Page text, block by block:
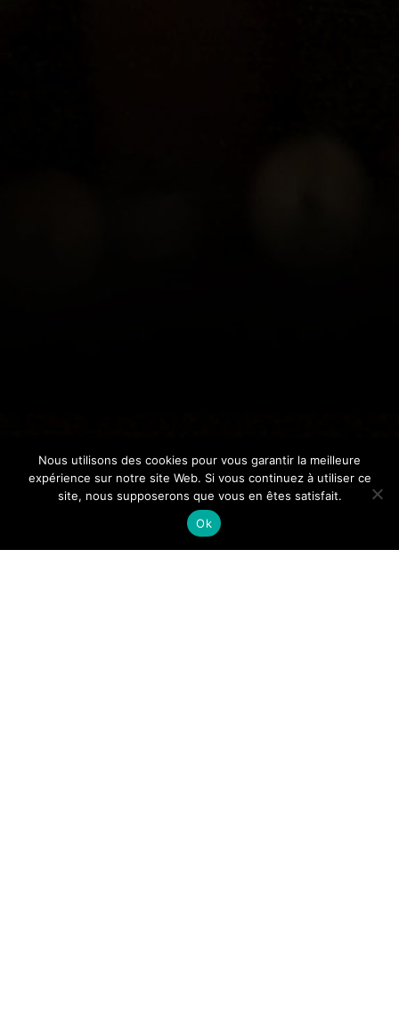
Nous utilisons des cookies pour vous garantir la meilleure
expérience sur notre site Web. Si vous continuez à utiliser ce
site, nous supposerons que vous en êtes satisfait.
Ok